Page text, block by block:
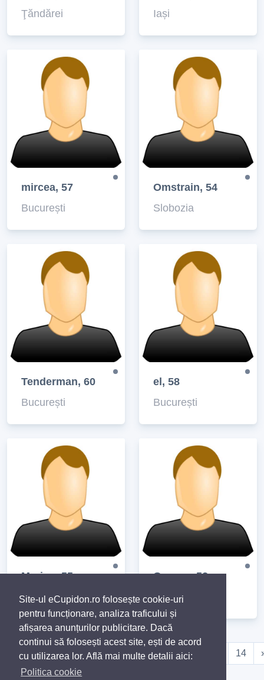
Site-ul eCupidon.ro folosește cookie-uri
pentru funcționare, analiza traficului și
afișarea anunțurilor publicitare. Dacă
continui să folosești acest site, ești de acord
cu utilizarea lor. Află mai multe detalii aici:
Politica cookie
Ţăndărei
Iași
mircea, 57
București
Omstrain, 54
Slobozia
Tenderman, 60
București
el, 58
București
Marian, 55
Arad
George, 52
Roman
« 5 6 7 8 9 10 11 12 14